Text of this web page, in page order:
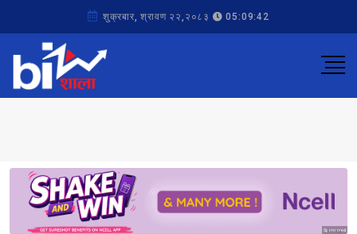
शुक्रबार, श्रावण २२,२०८३ 05:09:42
Sponsored